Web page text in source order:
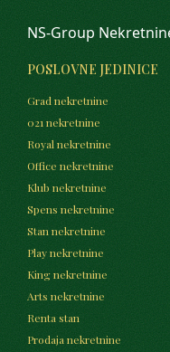
NS-Group
POSLOVNE JEDINICE
Grad nekretnine
021 nekretnine
Royal nekretnine
Office nekretnine
Klub nekretnine
Spens nekretnine
Stan nekretnine
Play nekretnine
King nekretnine
Arts nekretnine
Renta stan
Prodaja nekretnine